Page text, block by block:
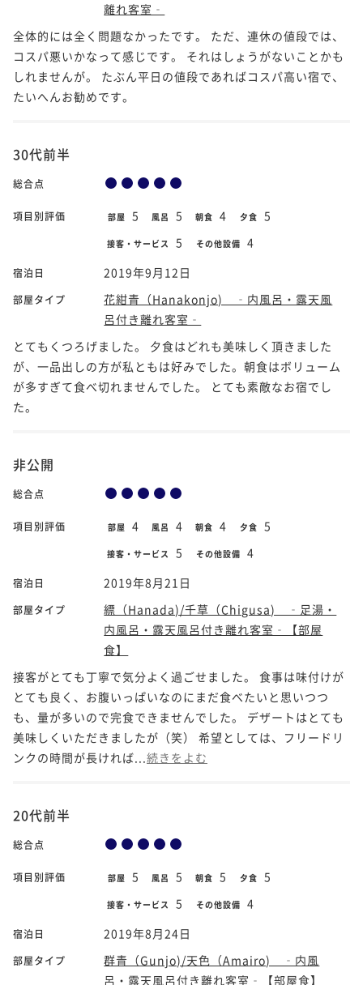
離れ客室‐
全体的には全く問題なかったです。 ただ、連休の値段では、
コスパ悪いかなって感じです。 それはしょうがないことかも
しれませんが。 たぶん平日の値段であればコスパ高い宿で、
たいへんお勧めです。
30代前半
総合点
項目別評価 部屋 5 風呂 5 朝食 4 夕食 5
接客・サービス 5 その他設備 4
宿泊日 2019年9月12日
部屋タイプ
花紺青（Hanakonjo) ‐内風呂・露天風
呂付き離れ客室‐
とてもくつろげました。 夕食はどれも美味しく頂きました
が、一品出しの方が私ともは好みでした。朝食はボリューム
が多すぎて食べ切れませんでした。 とても素敵なお宿でし
た。
非公開
総合点
項目別評価 部屋 4 風呂 4 朝食 4 夕食 5
接客・サービス 5 その他設備 4
宿泊日 2019年8月21日
部屋タイプ
縹（Hanada)/千草（Chigusa) ‐足湯・
内風呂・露天風呂付き離れ客室‐【部屋
食】
接客がとても丁寧で気分よく過ごせました。 食事は味付けが
とても良く、お腹いっぱいなのにまだ食べたいと思いつつ
も、量が多いので完食できませんでした。 デザートはとても
美味しくいただきましたが（笑） 希望としては、フリードリ
ンクの時間が長ければ... 続きをよむ
20代前半
総合点
項目別評価 部屋 5 風呂 5 朝食 5 夕食 5
接客・サービス 5 その他設備 4
宿泊日 2019年8月24日
部屋タイプ
群青（Gunjo)/天色（Amairo) ‐内風
呂・露天風呂付き離れ客室‐【部屋食】